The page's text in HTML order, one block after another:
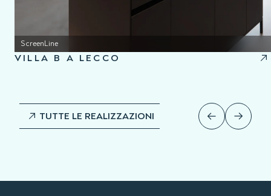
ScreenLine
VILLA B A LECCO
TUTTE LE REALIZZAZIONI